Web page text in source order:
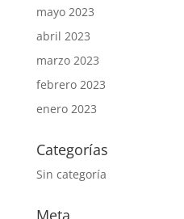
mayo 2023
abril 2023
marzo 2023
febrero 2023
enero 2023
Categorías
Sin categoría
Meta